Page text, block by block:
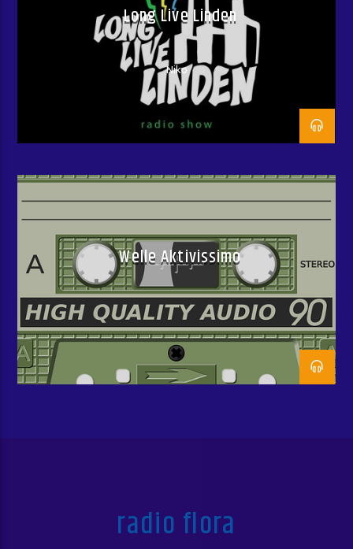
Long Live Linden
Niko
Welle Aktivissimo
radio flora